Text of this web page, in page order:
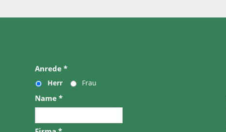
Anrede *
Herr Frau
Name *